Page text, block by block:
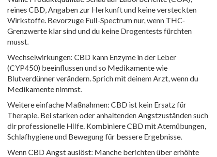
reines CBD, Angaben zur Herkunft und keine versteckten
Wirkstoffe. Bevorzuge Full-Spectrum nur, wenn THC-
Grenzwerte klar sind und du keine Drogentests fürchten
musst.
Wechselwirkungen: CBD kann Enzyme in der Leber
(CYP450) beeinflussen und so Medikamente wie
Blutverdünner verändern. Sprich mit deinem Arzt, wenn du
Medikamente nimmst.
Weitere einfache Maßnahmen: CBD ist kein Ersatz für
Therapie. Bei starken oder anhaltenden Angstzuständen such
dir professionelle Hilfe. Kombiniere CBD mit Atemübungen,
Schlafhygiene und Bewegung für bessere Ergebnisse.
Wenn CBD Angst auslöst: Manche berichten über erhöhte